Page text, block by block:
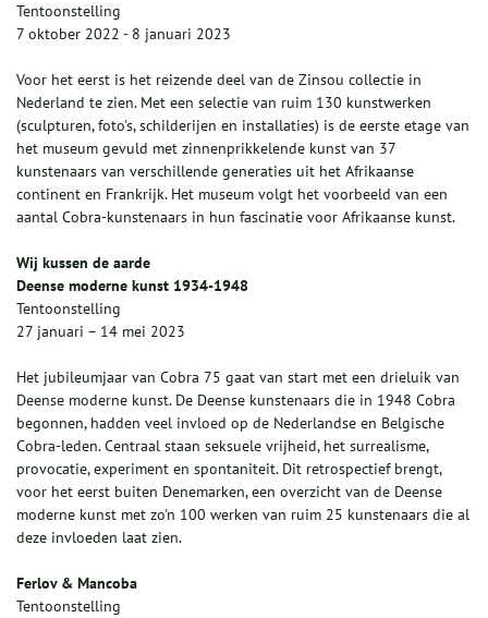
Tentoonstelling
7 oktober 2022 - 8 januari 2023
Voor het eerst is het reizende deel van de Zinsou collectie in
Nederland te zien. Met een selectie van ruim 130 kunstwerken
(sculpturen, foto's, schilderijen en installaties) is de eerste etage van
het museum gevuld met zinnenprikkelende kunst van 37
kunstenaars van verschillende generaties uit het Afrikaanse
continent en Frankrijk. Het museum volgt het voorbeeld van een
aantal Cobra-kunstenaars in hun fascinatie voor Afrikaanse kunst.
Wij kussen de aarde
Deense moderne kunst 1934-1948
Tentoonstelling
27 januari – 14 mei 2023
Het jubileumjaar van Cobra 75 gaat van start met een drieluik van
Deense moderne kunst. De Deense kunstenaars die in 1948 Cobra
begonnen, hadden veel invloed op de Nederlandse en Belgische
Cobra-leden. Centraal staan seksuele vrijheid, het surrealisme,
provocatie, experiment en spontaniteit. Dit retrospectief brengt,
voor het eerst buiten Denemarken, een overzicht van de Deense
moderne kunst met zo'n 100 werken van ruim 25 kunstenaars die al
deze invloeden laat zien.
Ferlov & Mancoba
Tentoonstelling